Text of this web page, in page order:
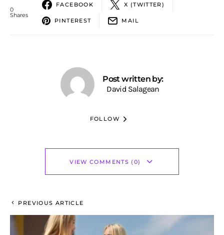
0
Shares
FACEBOOK X (TWITTER)
PINTEREST MAIL
Post written by:
David Salagean
FOLLOW
VIEW COMMENTS (0)
PREVIOUS ARTICLE